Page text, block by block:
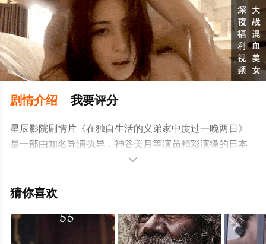
剧情介绍 我要评分
星辰影院剧情片《在独自生活的义弟家中度过一晚两日》
是一部由知名导演执导，神谷美月等演员精彩演绎的日本
电影，手机免费观看高清无删减完整版电影大全就上星辰
等平台了解。

猜你喜欢